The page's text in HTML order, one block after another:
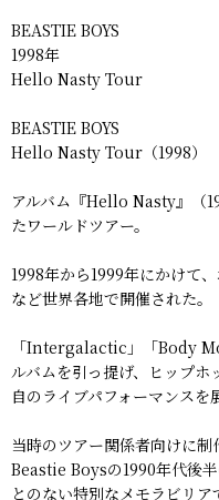
BEASTIE BOYS
1998年
Hello Nasty Tour
BEASTIE BOYS
Hello Nasty Tour（1998）
アルバム『Hello Nasty』（
たワールドツアー。
1998年から1999年にかけて
など世界各地で開催された。
「Intergalactic」「Body
ルバムを引っ提げ、ヒップ
自のライブパフォーマンスを
当時のツアー関係者向けに制
Beastie Boysの1990年代後
とのない特別なメモラビリア